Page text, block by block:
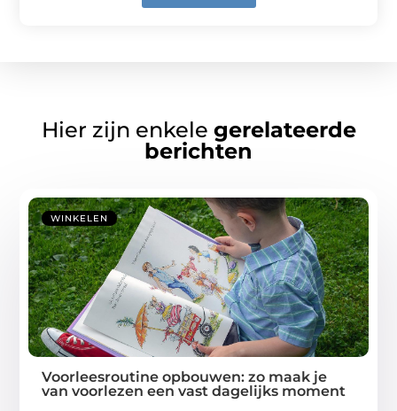
Hier zijn enkele gerelateerde
berichten
WINKELEN
Voorleesroutine opbouwen: zo maak je
van voorlezen een vast dagelijks moment